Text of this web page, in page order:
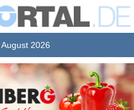
2026